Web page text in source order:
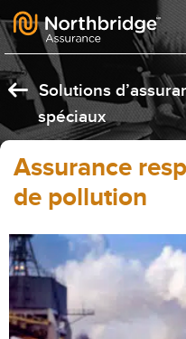
Skip to content
Solutions
spéciaux
Assurance
de pollution